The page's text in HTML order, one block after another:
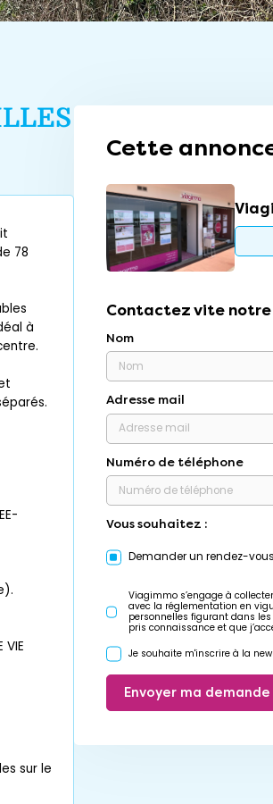
78
à
sur le
Cette
Contactez vite notre
Nom
Adresse mail
Numéro de téléphone
Vous souhaitez :
Demander un rendez-vous
Viagimmo s’engage à
avec la réglementation en
personnelles figurant dans
pris connaissance et que
Je souhaite m'inscrire à la
Envoyer ma demande